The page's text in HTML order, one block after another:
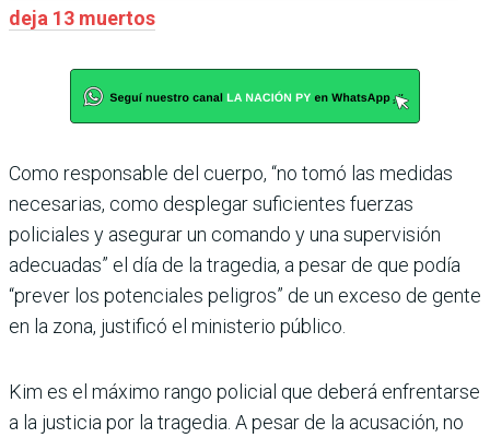
deja 13 muertos
Como responsable del cuerpo, “no tomó las medidas
necesarias, como desplegar suficientes fuerzas
policiales y asegurar un comando y una supervisión
adecuadas” el día de la tragedia, a pesar de que podía
“prever los potenciales peligros” de un exceso de gente
en la zona, justificó el ministerio público.
Kim es el máximo rango policial que deberá enfrentarse
a la justicia por la tragedia. A pesar de la acusación, no